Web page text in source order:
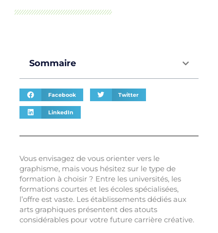
Sommaire
Facebook Twitter
LinkedIn
Vous envisagez de vous orienter vers le
graphisme, mais vous hésitez sur le type de
formation à choisir ? Entre les universités, les
formations courtes et les écoles spécialisées,
l’offre est vaste. Les établissements dédiés aux
arts graphiques présentent des atouts
considérables pour votre future carrière créative.